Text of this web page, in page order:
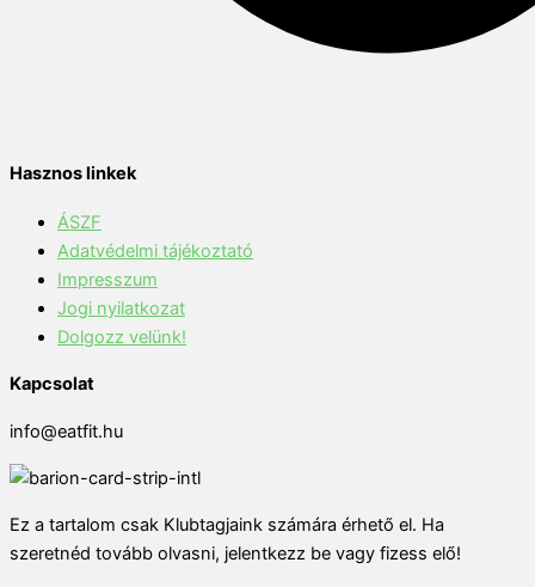
Hasznos linkek
ÁSZF
Adatvédelmi tájékoztató
Impresszum
Jogi nyilatkozat
Dolgozz velünk!
Kapcsolat
info@eatfit.hu
Ez a tartalom csak Klubtagjaink számára érhető el. Ha
szeretnéd tovább olvasni, jelentkezz be vagy fizess elő!